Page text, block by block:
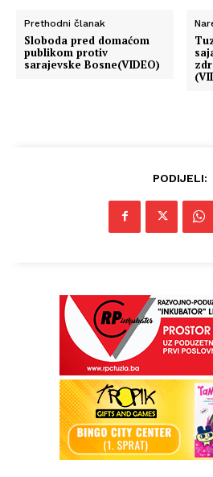
Prethodni članak
Sloboda pred domaćom
publikom protiv
sarajevske Bosne(VIDEO)
PODIJELI: